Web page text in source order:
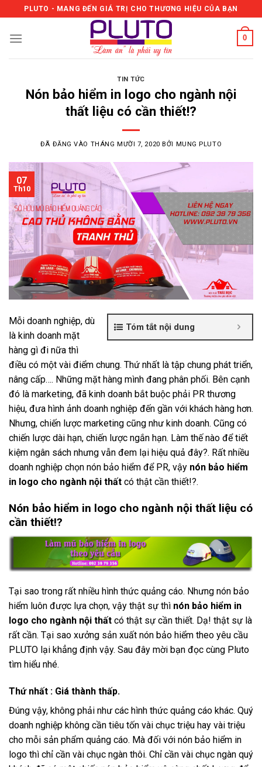
to
content
PLUTO - MANG ĐẾN GIÁ TRỊ CHO THƯƠNG HIỆU CỦA BẠN
0
TIN TỨC
Nón bảo hiểm in logo cho ngành nội
thất liệu có cần thiết!?
ĐÃ ĐĂNG VÀO THÁNG MƯỜI 7, 2020 BỞI MUNG PLUTO
07
Th10
Tóm tắt nội dung
Mỗi doanh nghiệp, dù
là kinh doanh mặt
hàng gì đi nữa thì
điều có một vài điểm chung. Thứ nhất là tập chung phát triển,
nâng cấp…. Những mặt hàng mình đang phân phối. Bên cạnh
đó là marketing, đã kinh doanh bắt buộc phải PR thương
hiệu, đưa hình ảnh doanh nghiệp đến gần với khách hàng hơn.
Nhưng, chiến lược marketing cũng như kinh doanh. Cũng có
chiến lược dài hạn, chiến lược ngắn hạn. Làm thế nào để tiết
kiệm ngân sách nhưng vẫn đem lại hiệu quả đây?. Rất nhiều
doanh nghiệp chọn nón bảo hiểm để PR, vậy nón bảo hiểm
in logo cho ngành nội thất có thật cần thiết!?.
Nón bảo hiểm in logo cho ngành nội thất liệu có
cần thiết!?
Tại sao trong rất nhiều hình thức quảng cáo. Nhưng nón bảo
hiểm luôn được lựa chọn, vậy thật sự thì nón bảo hiểm in
logo cho ngành nội thất có thật sự cần thiết. Dạ! thật sự là
rất cần. Tại sao xưởng sản xuất nón bảo hiểm theo yêu cầu
PLUTO lại khẳng định vậy. Sau đây mời bạn đọc cùng Pluto
tìm hiểu nhé.
Thứ nhất : Giá thành thấp.
Đúng vậy, không phải như các hình thức quảng cáo khác. Quý
doanh nghiệp không cần tiêu tốn vài chục triệu hay vài triệu
cho mỗi sản phẩm quảng cáo. Mà đối với nón bảo hiểm in
logo thì chỉ cần vài chục ngàn thôi. Chỉ cần vài chục ngàn quý